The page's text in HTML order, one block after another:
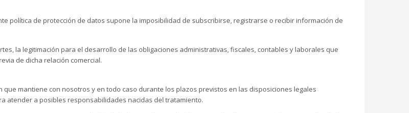
política de protección de datos supone la imposibilidad de subscribirse, registrarse o recibir información de
la legitimación para el desarrollo de las obligaciones administrativas, fiscales, contables y laborales que
de dicha relación comercial.
mantiene con nosotros y en todo caso durante los plazos previstos en las disposiciones legales
atender a posibles responsabilidades nacidas del tratamiento.